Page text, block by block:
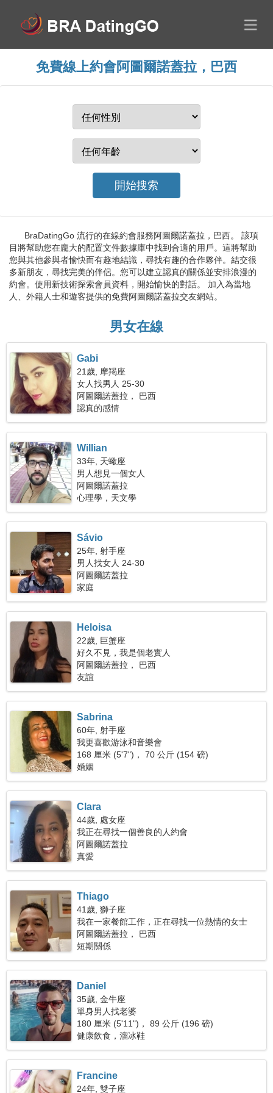
免費線上約會阿圖爾諾蓋拉，巴西
BraDatingGo 流行的在線約會服務阿圖爾諾蓋拉，巴西。 該項
目將幫助您在龐大的配置文件數據庫中找到合適的用戶。這將幫助
您與其他參與者愉快而有趣地結識，尋找有趣的合作夥伴。結交很
多新朋友，尋找完美的伴侶。您可以建立認真的關係並安排浪漫的
約會。使用新技術探索會員資料，開始愉快的對話。 加入為當地
人、外籍人士和遊客提供的免費阿圖爾諾蓋拉交友網站。
男女在線
Gabi
21歲, 摩羯座
女人找男人 25-30
阿圖爾諾蓋拉， 巴西
認真的感情
Willian
33年, 天蠍座
男人想見一個女人
阿圖爾諾蓋拉
心理學，天文學
Sávio
25年, 射手座
男人找女人 24-30
阿圖爾諾蓋拉
家庭
Heloisa
22歲, 巨蟹座
好久不見，我是個老實人
阿圖爾諾蓋拉， 巴西
友誼
Sabrina
60年, 射手座
我更喜歡游泳和音樂會
168 厘米 (5'7")， 70 公斤 (154 磅)
婚姻
Clara
44歲, 處女座
我正在尋找一個善良的人約會
阿圖爾諾蓋拉
真愛
Thiago
41歲, 獅子座
我在一家餐館工作，正在尋找一位熱情的女士
阿圖爾諾蓋拉， 巴西
短期關係
Daniel
35歲, 金牛座
單身男人找老婆
180 厘米 (5'11")， 89 公斤 (196 磅)
健康飲食，溜冰鞋
Francine
24年, 雙子座